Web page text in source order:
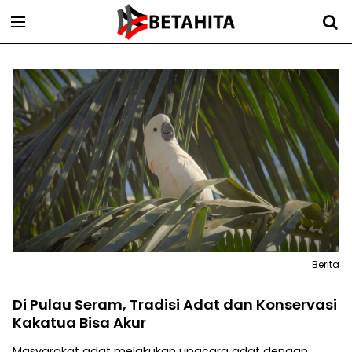
Di Pulau Seram, Tradisi Adat dan Konservasi
Kakatua Bisa Akur
Berita